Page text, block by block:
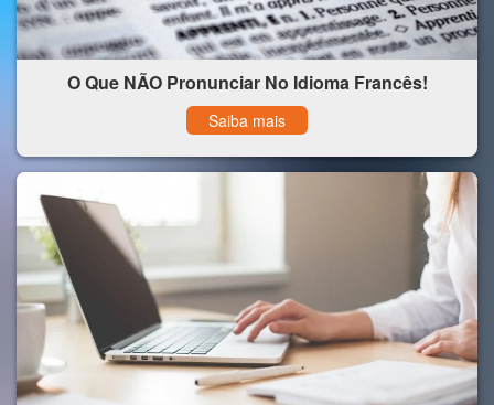
O Que NÃO Pronunciar No Idioma Francês!
Saiba mais